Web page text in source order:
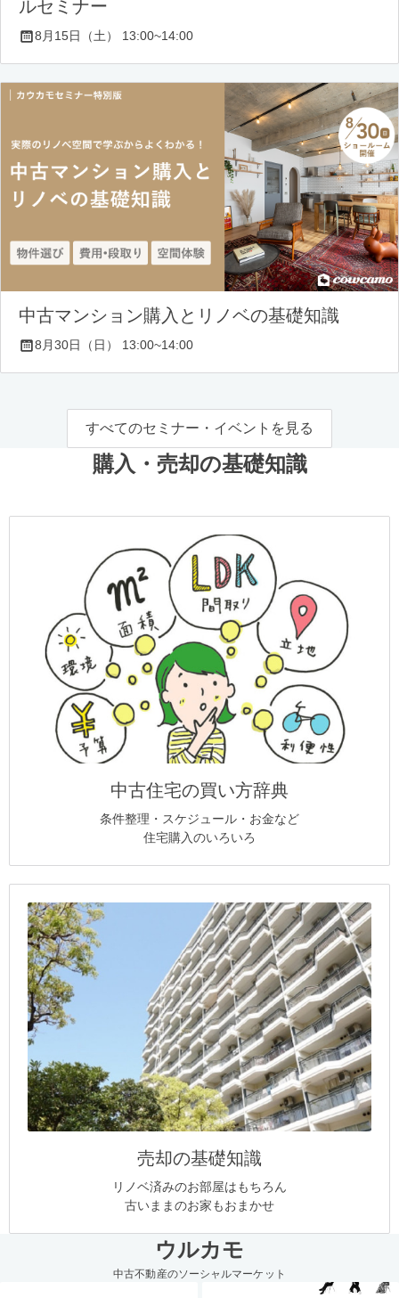
ルセミナー
8月15日（土） 13:00~14:00
中古マンション購入とリノベの基礎知識
8月30日（日） 13:00~14:00
すべてのセミナー・イベントを見る
購入・売却の基礎知識
中古住宅の買い方辞典
条件整理・スケジュール・お金など
住宅購入のいろいろ
売却の基礎知識
リノベ済みのお部屋はもちろん
古いままのお家もおまかせ
ウルカモ
中古不動産のソーシャルマーケット